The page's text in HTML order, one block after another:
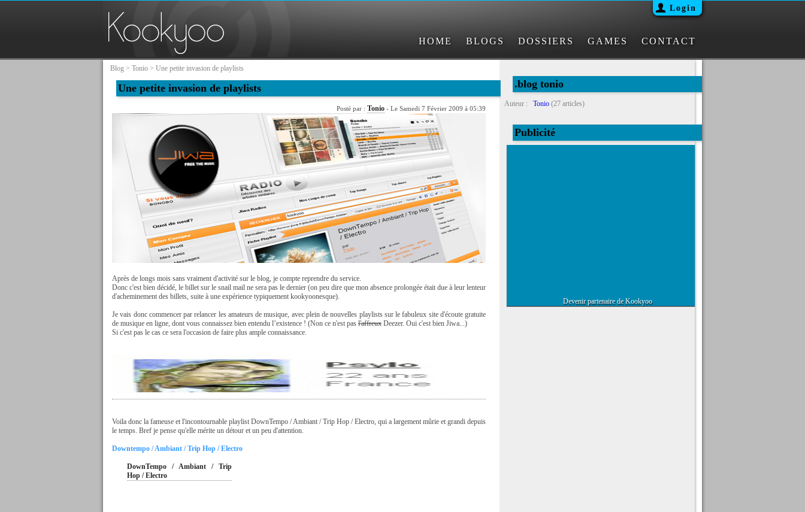
Login
HOME BLOGS DOSSIERS GAMES CONTACT
Blog > Tonio > Une petite invasion de playlists
Une petite invasion de playlists
Posté par : Tonio - Le Samedi 7 Février 2009 à 05:39
Après de longs mois sans vraiment d'activité sur le blog, je compte reprendre du service.
Donc c'est bien décidé, le billet sur le snail mail ne sera pas le dernier (on peu dire que mon absence prolongée était due à leur lenteur
d'acheminement des billets, suite à une expérience typiquement kookyoonesque).
Je vais donc commencer par relancer les amateurs de musique, avec plein de nouvelles playlists sur le fabuleux site d'écoute gratuite
de musique en ligne, dont vous connaissez bien entendu l’existence ! (Non ce n'est pas l'affreux Deezer. Oui c'est bien Jiwa...)
Si c'est pas le cas ce sera l'occasion de faire plus ample connaissance.
Voila donc la fameuse et l'incontournable playlist DownTempo / Ambiant / Trip Hop / Electro, qui a largement mûrie et grandi depuis
le temps. Bref je pense qu'elle mérite un détour et un peu d'attention.
Downtempo / Ambiant / Trip Hop / Electro
DownTempo / Ambiant / Trip
Hop / Electro
.blog tonio
Auteur : Tonio (27 articles)
Publicité
Devenir partenaire de Kookyoo